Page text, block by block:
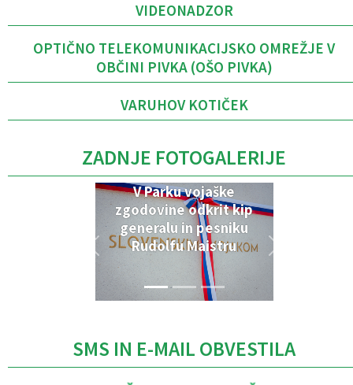
VIDEONADZOR
OPTIČNO TELEKOMUNIKACIJSKO OMREŽJE V
OBČINI PIVKA (OŠO PIVKA)
VARUHOV KOTIČEK
ZADNJE FOTOGALERIJE
V Parku vojaške
zgodovine odkrit kip
generalu in pesniku
Rudolfu Maistru
SMS IN E-MAIL OBVESTILA